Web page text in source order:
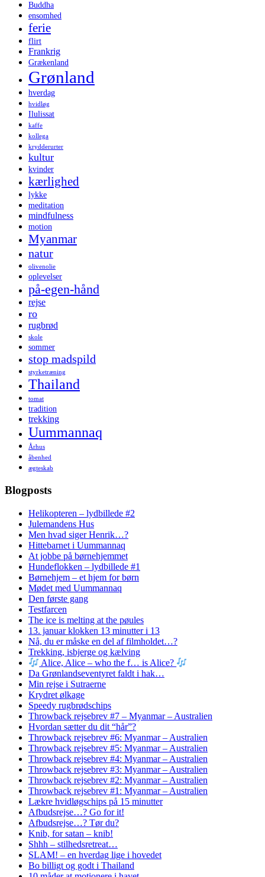
Buddha
ensomhed
ferie
flirt
Frankrig
Grækenland
Grønland
hverdag
hvidløg
Ilulissat
kaffe
kollega
krydderurter
kultur
kvinder
kærlighed
lykke
meditation
mindfulness
motion
Myanmar
natur
olivenolie
oplevelser
på-egen-hånd
rejse
ro
rugbrød
skole
sommer
stop madspild
styrketræning
Thailand
tomat
tradition
trekking
Uummannaq
Århus
åbenhed
ægteskab
Blogposts
Helikopteren – lydbillede #2
Julemandens Hus
Men hvad siger Henrik…?
Hittebarnet i Uummannaq
At jobbe på børnehjemmet
Hundeflokken – lydbillede #1
Børnehjem – et hjem for børn
Mødet med Uummannaq
Den første gang
Testfarcen
The ice is melting at the pøules
13. januar klokken 13 minutter i 13
Nå, du er måske en del af filmholdet…?
Trekking, isbjerge og kælving
Alice, Alice – who the f… is Alice?
Da Grønlandseventyret faldt i hak…
Min rejse i Sutraerne
Krydret ølkage
Speedy rugbrødschips
Throwback rejsebrev #7 – Myanmar – Australien
Hvordan sætter du dit “hår”?
Throwback rejsebrev #6: Myanmar – Australien
Throwback rejsebrev #5: Myanmar – Australien
Throwback rejsebrev #4: Myanmar – Australien
Throwback rejsebrev #3: Myanmar – Australien
Throwback rejsebrev #2: Myanmar – Australien
Throwback rejsebrev #1: Myanmar – Australien
Lækre hvidløgschips på 15 minutter
Afbudsrejse…? Go for it!
Afbudsrejse…? Tør du?
Knib, for satan – knib!
Shhh – stilhedsretreat…
SLAM! – en hverdag lige i hovedet
Bo billigt og godt i Thailand